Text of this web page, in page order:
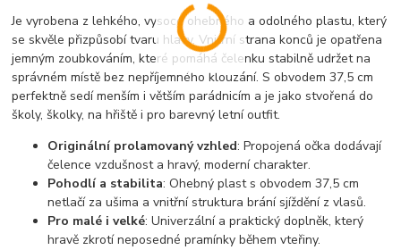
Je vyrobena z lehkého, vysoce ohebného a odolného plastu, který
se skvěle přizpůsobí tvaru hlavy. Vnitřní strana konců je opatřena
jemným zoubkováním, které pomáhá čelenku stabilně udržet na
správném místě bez nepříjemného klouzání. S obvodem 37,5 cm
perfektně sedí menším i větším parádnicím a je jako stvořená do
školy, školky, na hřiště i pro barevný letní outfit.
Originální prolamovaný vzhled: Propojená očka dodávají
čelence vzdušnost a hravý, moderní charakter.
Pohodlí a stabilita: Ohebný plast s obvodem 37,5 cm
netlačí za ušima a vnitřní struktura brání sjíždění z vlasů.
Pro malé i velké: Univerzální a praktický doplněk, který
hravě zkrotí neposedné pramínky během vteřiny.